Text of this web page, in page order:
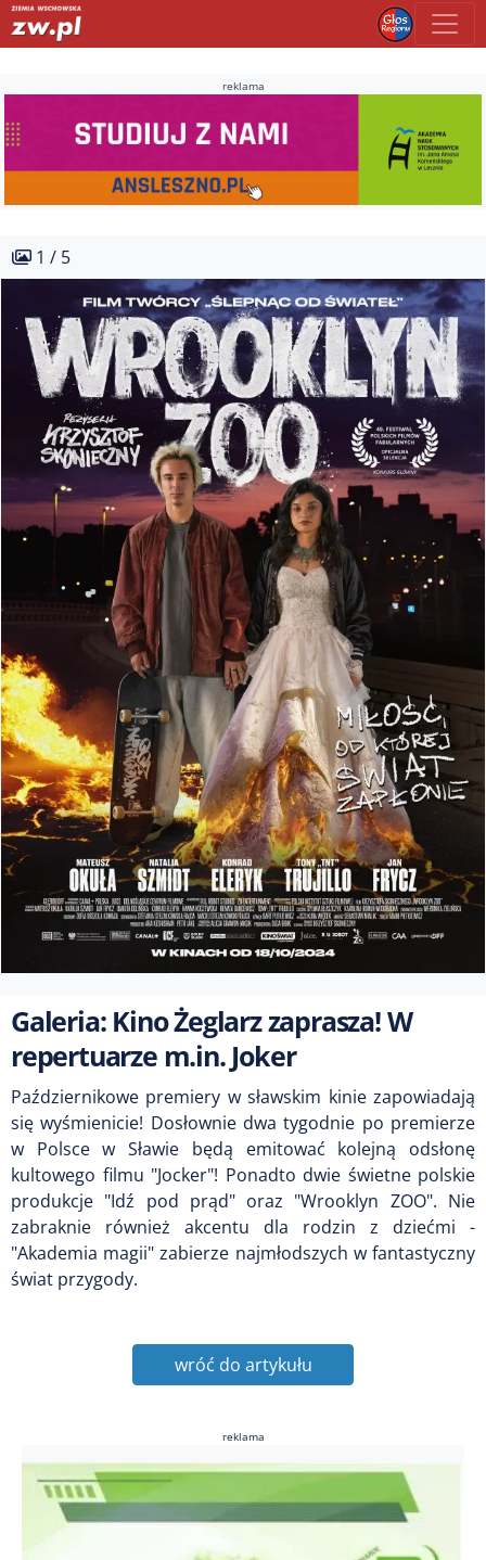
reklama
1 / 5
Galeria: Kino Żeglarz zaprasza! W
repertuarze m.in. Joker
Październikowe premiery w sławskim kinie zapowiadają
się wyśmienicie! Dosłownie dwa tygodnie po premierze
w Polsce w Sławie będą emitować kolejną odsłonę
kultowego filmu "Jocker"! Ponadto dwie świetne polskie
produkcje "Idź pod prąd" oraz "Wrooklyn ZOO". Nie
zabraknie również akcentu dla rodzin z dziećmi -
"Akademia magii" zabierze najmłodszych w fantastyczny
świat przygody.
wróć do artykułu
reklama